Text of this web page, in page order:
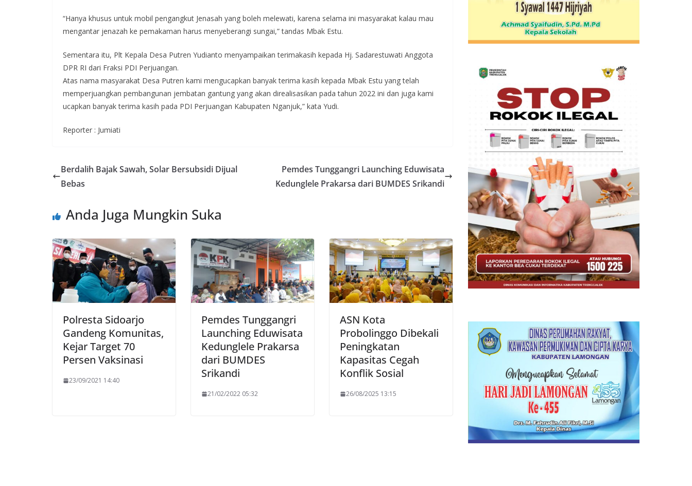
“Hanya khusus untuk mobil pengangkut Jenasah yang boleh melewati, karena selama ini masyarakat kalau mau
mengantar jenazah ke pemakaman harus menyeberangi sungai,” tandas Mbak Estu.
Sementara itu, Plt Kepala Desa Putren Yudianto menyampaikan terimakasih kepada Hj. Sadarestuwati Anggota
DPR RI dari Fraksi PDI Perjuangan.
Atas nama masyarakat Desa Putren kami mengucapkan banyak terima kasih kepada Mbak Estu yang telah
memperjuangkan pembangunan jembatan gantung yang akan direalisasikan pada tahun 2022 ini dan juga kami
ucapkan banyak terima kasih pada PDI Perjuangan Kabupaten Nganjuk,” kata Yudi.
Reporter : Jumiati
Berdalih Bajak Sawah, Solar Bersubsidi Dijual
Bebas
Pemdes Tunggangri Launching Eduwisata
Kedunglele Prakarsa dari BUMDES Srikandi
Anda Juga Mungkin Suka
Polresta Sidoarjo
Gandeng Komunitas,
Kejar Target 70
Persen Vaksinasi
23/09/2021 14:40
Pemdes Tunggangri
Launching Eduwisata
Kedunglele Prakarsa
dari BUMDES
Srikandi
21/02/2022 05:32
ASN Kota
Probolinggo Dibekali
Peningkatan
Kapasitas Cegah
Konflik Sosial
26/08/2025 13:15